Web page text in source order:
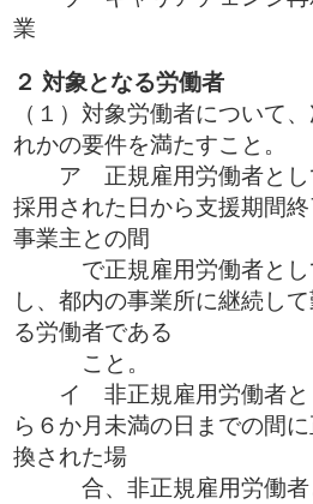
２ 対象となる労働者
（１）対象労働者について
れかの要件を満たすこと。
ア 正規雇用労働者とし
採用された日から支援期間
事業主との間
で正規雇用労働者とし
し、都内の事業所に継続し
る労働者である
こと。
イ 非正規雇用労働者と
ら６か月未満の日までの間
換された場
合、非正規雇用労働者